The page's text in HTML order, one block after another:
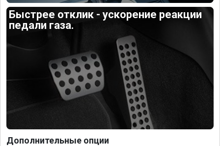
Быстрее отклик - ускорение реакции
педали газа.
Дополнительные опции